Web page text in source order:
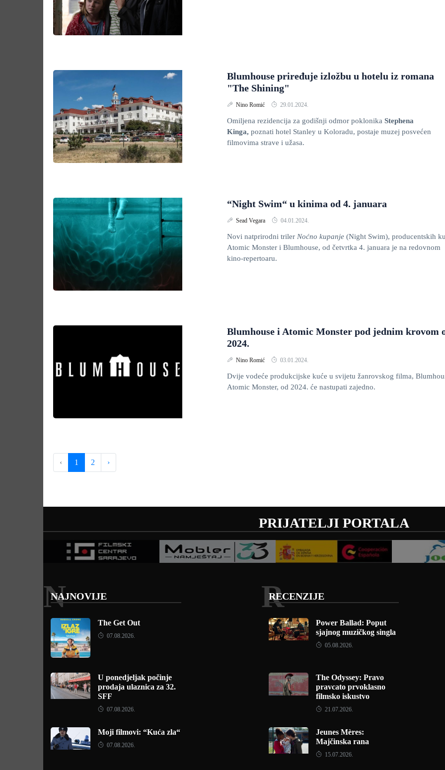
Blumhouse priređuje izložbu u hotelu iz romana
"The Shining"
Nino Romić 29.01.2024.
Omiljena rezidencija za godišnji odmor poklonika Stephena
Kinga, poznati hotel Stanley u Koloradu, postaje muzej posvećen
filmovima strave i užasa.
“Night Swim“ u kinima od 4. januara
Sead Vegara 04.01.2024.
Novi natprirodni triler Noćno kupanje (Night Swim), producentskih
Atomic Monster i Blumhouse, od četvrtka 4. januara je na redovnom
kino-repertoaru.
Blumhouse i Atomic Monster pod jednim krovom
2024.
Nino Romić 03.01.2024.
Dvije vodeće produkcijske kuće u svijetu žanrovskog filma,
Atomic Monster, od 2024. će nastupati zajedno.
‹ 1 2 ›
PRIJATELJI PORTALA
NAJNOVIJE
N
The Get Out
07.08.2026.
U ponedjeljak počinje
prodaja ulaznica za 32.
SFF
07.08.2026.
Moji filmovi: “Kuća zla“
07.08.2026.
RECENZIJE
R
Power Ballad: Poput
sjajnog muzičkog singla
05.08.2026.
The Odyssey: Pravo
pravcato prvoklasno
filmsko iskustvo
21.07.2026.
Jeunes Mères:
Majčinska rana
15.07.2026.